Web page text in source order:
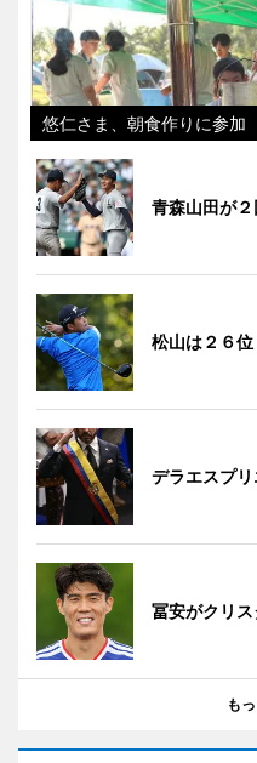
悠仁さま、朝食作りに参加
青森山田が
松山は２６
デラエスプ
冨安がクリ
も